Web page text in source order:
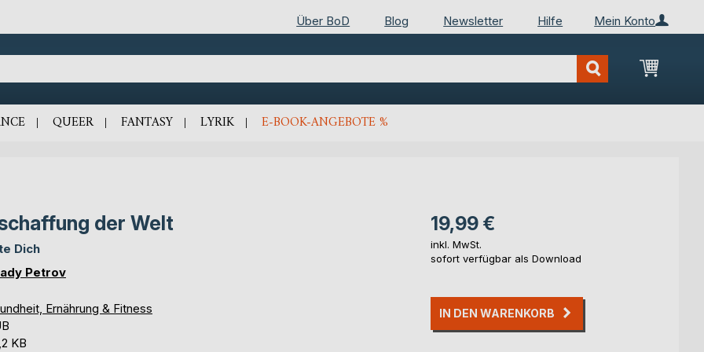
Mein Konto
Über BoD Blog Newsletter Hilfe
Mein
QUEER FANTASY LYRIK E-BOOK-ANGEBOTE %
der Welt
Dich
Petrov
Ernährung & Fitness
KB
19,99 €
inkl. MwSt.
sofort verfügbar als Download
IN DEN WARENKORB